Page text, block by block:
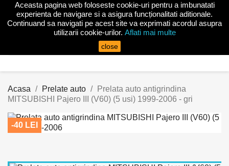
Acasa Prelate auto
Prelata auto antigrindina
MITSUBISHI Pajero III (V60) (5 usi) 1999-2006 - gri
-40 LEI
Aceasta pagina web foloseste cookie-uri pentru a imbunatati
experienta de navigare si a asigura funcționalitati aditionale.
Continuand sa navigati pe acest site va exprimati acordul asupra
utilizarii cookie-urilor. Aflati mai multe
close